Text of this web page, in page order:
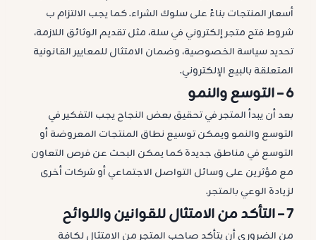
أسعار المنتجات بناءً على سلوك الشراء. كما يجب الالتزام ب
شروط فتح متجر إلكتروني في سلة، مثل تقديم الوثائق اللازمة،
تحديد سياسة الخصوصية، وضمان الامتثال للمعايير القانونية
المتعلقة بالبيع الإلكتروني.
6 – التوسع والنمو
بعد أن يبدأ المتجر في تحقيق بعض النجاح يجب التفكير في
التوسع والنمو ويمكن توسيع نطاق المنتجات المعروضة أو
التوسع في مناطق جديدة كما يمكن البحث عن فرص التعاون
مع مؤثرين على وسائل التواصل الاجتماعي أو شركات أخرى
لزيادة الوعي بالمتجر.
7 – التأكد من الامتثال للقوانين واللوائح
من الضروري أن يتأكد صاحب المتجر من الامتثال لكافة